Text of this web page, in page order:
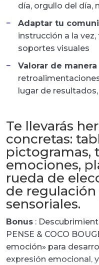
día, orgullo del día,
Adaptar tu
instrucción a la
soportes visuales
Valorar de
lugar de
Te llevarás
concretas:
pictogramas,
emociones,
rueda de
de
sensoriales.
Bonus :
PENSE & COCO
emoción» para
expresión emocional,